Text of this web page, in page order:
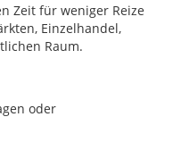
Zeit für weniger Reize
Einzelhandel,
Raum.
oder